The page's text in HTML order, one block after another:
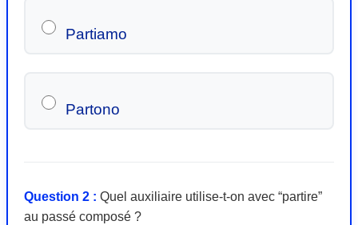
Partiamo
Partono
Question 2 : Quel auxiliaire utilise-t-on avec “partire”
au passé composé ?